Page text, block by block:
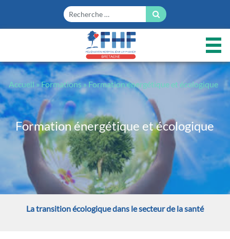
Accueil »Formations»Formation énergétique et écologique
Formation énergétique et écologique
La transition écologique dans le secteur de la santé
Panneau de gestion des cookies